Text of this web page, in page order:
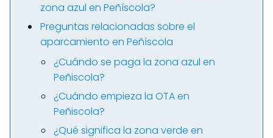
zona azul en Peñíscola?
Preguntas relacionadas sobre el
aparcamiento en Peñíscola
¿Cuándo se paga la zona azul en
Peñiscola?
¿Cuándo empieza la OTA en
Peñiscola?
¿Qué significa la zona verde en